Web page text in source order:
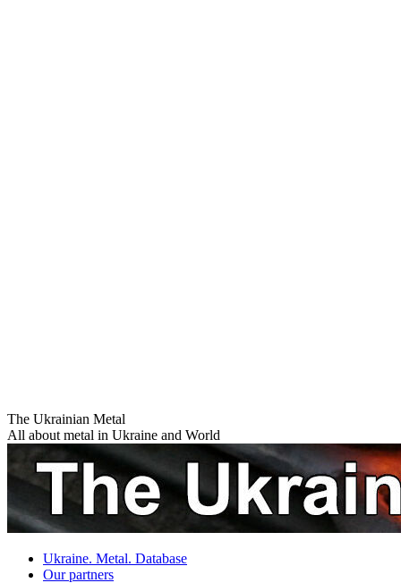
Skip
to
content
The Ukrainian Metal
All about metal in Ukraine and World
Ukraine. Metal. Database
Our partners